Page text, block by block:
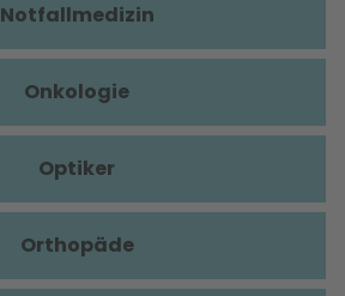
Notfallmedizin
Onkologie
Optiker
Orthopäde